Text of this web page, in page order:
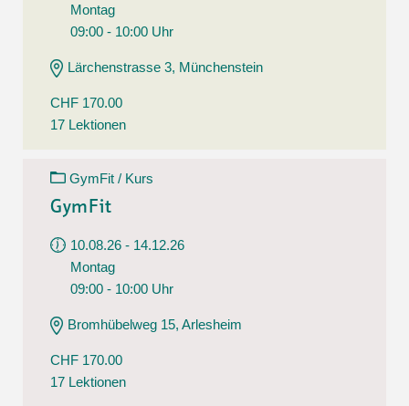
Montag
09:00 - 10:00 Uhr
Lärchenstrasse 3, Münchenstein
CHF 170.00
17 Lektionen
GymFit / Kurs
GymFit
10.08.26 - 14.12.26
Montag
09:00 - 10:00 Uhr
Bromhübelweg 15, Arlesheim
CHF 170.00
17 Lektionen